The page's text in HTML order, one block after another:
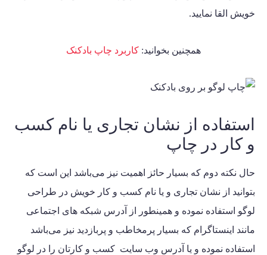
خویش القا نمایید.
همچنین بخوانید: کاربرد چاپ بادکنک
استفاده از نشان تجاری یا نام کسب
و کار در چاپ
حال نکته دوم که بسیار حائز اهمیت نیز می‌باشد این است که
بتوانید از نشان تجاری و یا نام کسب و کار خویش در طراحی
لوگو استفاده نموده و همینطور از آدرس شبکه های اجتماعی
مانند اینستاگرام که بسیار پرمخاطب و پربازدید نیز می‌باشد
استفاده نموده و یا آدرس وب سایت کسب و کارتان را در لوگو